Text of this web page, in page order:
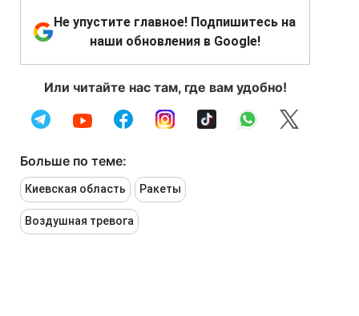
Не упустите главное! Подпишитесь на
наши обновления в Google!
Или читайте нас там, где вам удобно!
Больше по теме:
Киевская область Ракеты
Воздушная тревога